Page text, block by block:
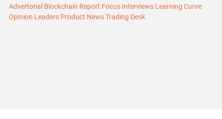
Advertorial Blockchain Report Focus Interviews Learning Curve
Opinion Leaders Product NewsTrading Desk